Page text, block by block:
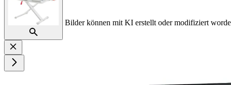
Bilder können mit KI erstellt oder modifiziert